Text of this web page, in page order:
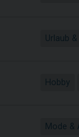
Urlaub
Hobby
Mode &